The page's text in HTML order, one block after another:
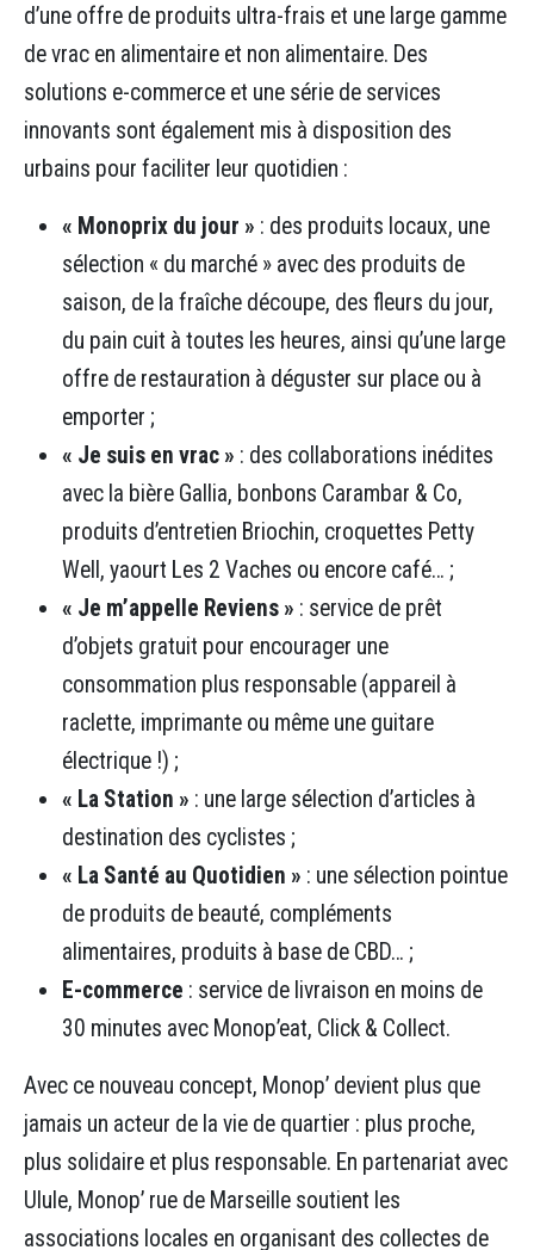
d’une offre de produits ultra-frais et une large gamme
de vrac en alimentaire et non alimentaire. Des
solutions e-commerce et une série de services
innovants sont également mis à disposition des
urbains pour faciliter leur quotidien :
« Monoprix du jour » : des produits locaux, une
sélection « du marché » avec des produits de
saison, de la fraîche découpe, des fleurs du jour,
du pain cuit à toutes les heures, ainsi qu’une large
offre de restauration à déguster sur place ou à
emporter ;
« Je suis en vrac » : des collaborations inédites
avec la bière Gallia, bonbons Carambar & Co,
produits d’entretien Briochin, croquettes Petty
Well, yaourt Les 2 Vaches ou encore café… ;
« Je m’appelle Reviens » : service de prêt
d’objets gratuit pour encourager une
consommation plus responsable (appareil à
raclette, imprimante ou même une guitare
électrique !) ;
« La Station » : une large sélection d’articles à
destination des cyclistes ;
« La Santé au Quotidien » : une sélection pointue
de produits de beauté, compléments
alimentaires, produits à base de CBD… ;
E-commerce : service de livraison en moins de
30 minutes avec Monop’eat, Click & Collect.
Avec ce nouveau concept, Monop’ devient plus que
jamais un acteur de la vie de quartier : plus proche,
plus solidaire et plus responsable. En partenariat avec
Ulule, Monop’ rue de Marseille soutient les
associations locales en organisant des collectes de